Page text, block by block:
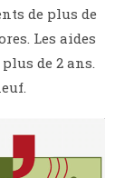
de plus de
Les aides
de 2 ans.